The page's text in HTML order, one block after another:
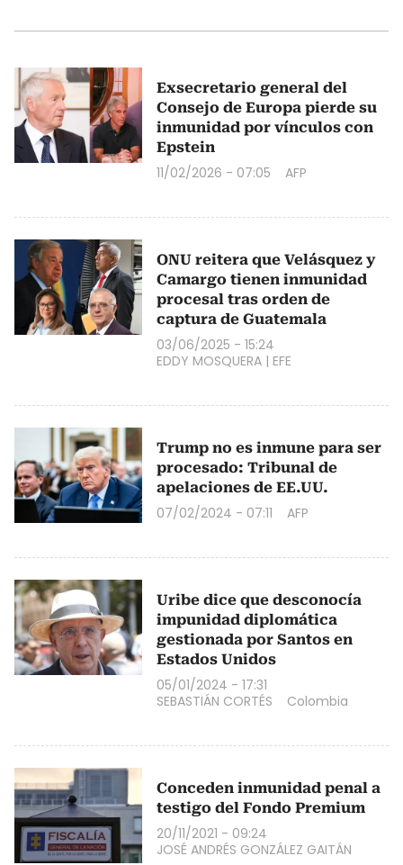
Exsecretario general del
Consejo de Europa pierde su
inmunidad por vínculos con
Epstein
11/02/2026 - 07:05 AFP
ONU reitera que Velásquez y
Camargo tienen inmunidad
procesal tras orden de
captura de Guatemala
03/06/2025 - 15:24
EDDY MOSQUERA | EFE
Trump no es inmune para ser
procesado: Tribunal de
apelaciones de EE.UU.
07/02/2024 - 07:11 AFP
Uribe dice que desconocía
impunidad diplomática
gestionada por Santos en
Estados Unidos
05/01/2024 - 17:31
SEBASTIÁN CORTÉS
Colombia
Conceden inmunidad penal a
testigo del Fondo Premium
20/11/2021 - 09:24
JOSÉ ANDRÉS GONZÁLEZ GAITÁN